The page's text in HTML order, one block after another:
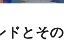
ドとその